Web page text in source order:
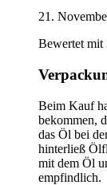
21.
Bewertet mit
Beim Kauf
bekommen,
das Öl bei
hinterließ
mit dem Öl
empfindlich.